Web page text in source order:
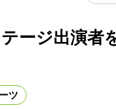
ージ出演者
ツ